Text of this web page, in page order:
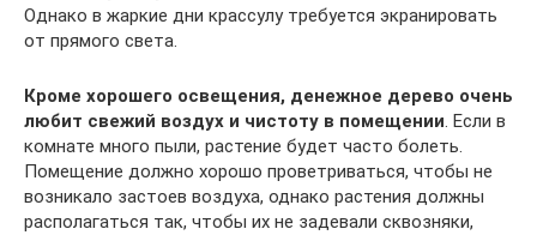
Однако в жаркие дни крассулу требуется экранировать
от прямого света.
Кроме хорошего освещения, денежное дерево очень
любит свежий воздух и чистоту в помещении. Если в
комнате много пыли, растение будет часто болеть.
Помещение должно хорошо проветриваться, чтобы не
возникало застоев воздуха, однако растения должны
располагаться так, чтобы их не задевали сквозняки,